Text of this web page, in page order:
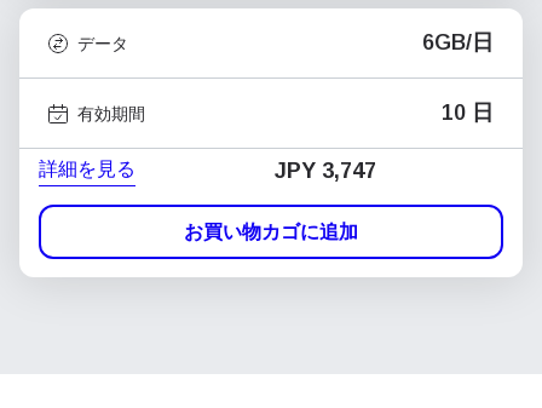
データ 6GB/日
有効期間 10 日
詳細を見る JPY 3,747
お買い物カゴに追加